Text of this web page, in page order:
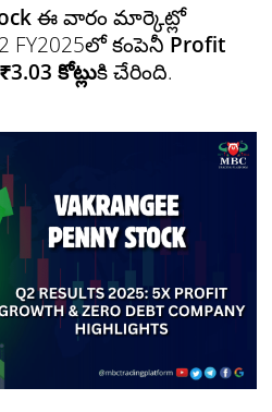
ఈ వారం మార్కెట్లో
FY2025లో కంపెనీ Profit
కోట్లుకి చేరింది.